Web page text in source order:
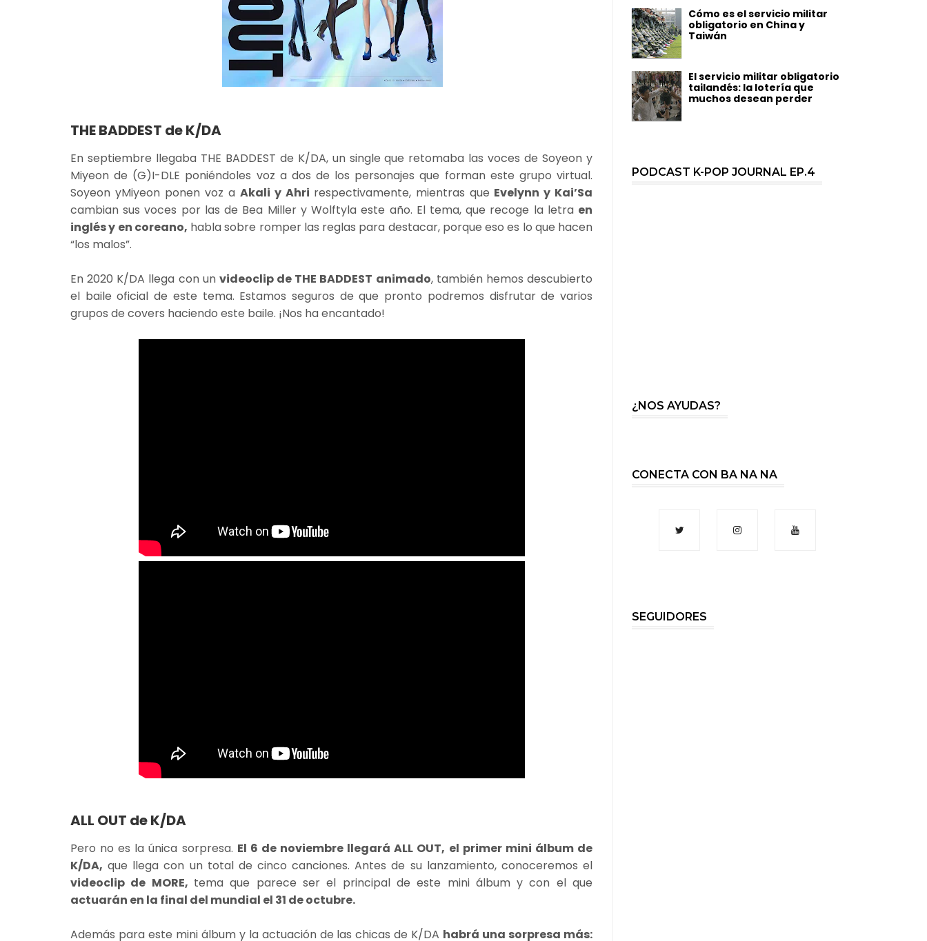
THE BADDEST de K/DA
En septiembre llegaba THE BADDEST de K/DA, un single que retomaba las voces de Soyeon y
Miyeon de (G)I-DLE poniéndoles voz a dos de los personajes que forman este grupo virtual.
Soyeon yMiyeon ponen voz a Akali y Ahri respectivamente, mientras que Evelynn y Kai’Sa
cambian sus voces por las de Bea Miller y Wolftyla este año. El tema, que recoge la letra en
inglés y en coreano, habla sobre romper las reglas para destacar, porque eso es lo que hacen
“los malos”.
En 2020 K/DA llega con un videoclip de THE BADDEST animado, también hemos descubierto
el baile oficial de este tema. Estamos seguros de que pronto podremos disfrutar de varios
grupos de covers haciendo este baile. ¡Nos ha encantado!
ALL OUT de K/DA
Pero no es la única sorpresa. El 6 de noviembre llegará ALL OUT, el primer mini álbum de
K/DA, que llega con un total de cinco canciones. Antes de su lanzamiento, conoceremos el
videoclip de MORE, tema que parece ser el principal de este mini álbum y con el que
actuarán en la final del mundial el 31 de octubre.
Además para este mini álbum y la actuación de las chicas de K/DA habrá una sorpresa más:
Cómo es el servicio militar
obligatorio en China y
Taiwán
El servicio militar obligatorio
tailandés: la lotería que
muchos desean perder
PODCAST K-POP JOURNAL EP.4
¿NOS AYUDAS?
CONECTA CON BA NA NA
SEGUIDORES